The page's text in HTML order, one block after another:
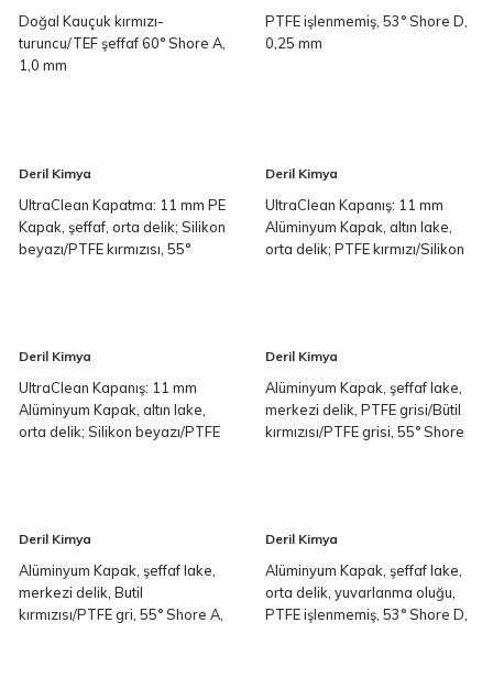
Doğal Kauçuk kırmızı-
turuncu/TEF şeffaf 60° Shore A,
1,0 mm
PTFE işlenmemiş, 53° Shore D,
0,25 mm
Deril Kimya
UltraClean Kapatma: 11 mm PE
Kapak, şeffaf, orta delik; Silikon
beyazı/PTFE kırmızısı, 55°
Deril Kimya
UltraClean Kapanış: 11 mm
Alüminyum Kapak, altın lake,
orta delik; PTFE kırmızı/Silikon
Deril Kimya
UltraClean Kapanış: 11 mm
Alüminyum Kapak, altın lake,
orta delik; Silikon beyazı/PTFE
Deril Kimya
Alüminyum Kapak, şeffaf lake,
merkezi delik, PTFE grisi/Bütil
kırmızısı/PTFE grisi, 55° Shore
Deril Kimya
Alüminyum Kapak, şeffaf lake,
merkezi delik, Butil
kırmızısı/PTFE gri, 55° Shore A,
Deril Kimya
Alüminyum Kapak, şeffaf lake,
orta delik, yuvarlanma oluğu,
PTFE işlenmemiş, 53° Shore D,